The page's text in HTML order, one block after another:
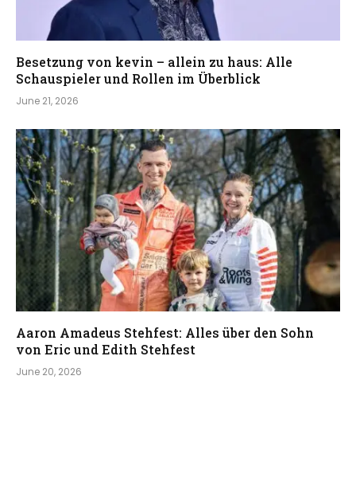
Besetzung von kevin – allein zu haus: Alle
Schauspieler und Rollen im Überblick
June 21, 2026
Aaron Amadeus Stehfest: Alles über den Sohn
von Eric und Edith Stehfest
June 20, 2026